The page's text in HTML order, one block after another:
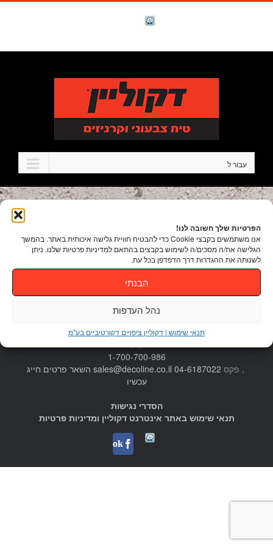
הפרטיות שלך חשובה לנו!
אנו משתמשים בקבצי Cookie כדי להבטיח חוויית גלישה איכותית באתר. בהמשך
הגלישה את/ה מסכים/ה לשימוש בקבצים בהתאם למדיניות פרטיות שלנו. ניתן
לשנותה את ההגדרות דרך הדפדפן בכל עת.
הבנתי
נהל העדפות
תנאי שימוש | דקוליין ציפויים דקורטיביים בע"מ
דלג
Waze
עבור ל
דקוליין בע"מ ת.ד. 12100 רחוב התלם 3 פארק תעשיות עמק חפר
טל.
1-700-700-986
, פקס 04-6187022
sales@decoline.co.il השאר פרטים חייג
עכשיו
הסדרי נגישות
תנאי שימוש באתר אינטרנט דקוליין ומדיניות פרטיות
Waze
facebook